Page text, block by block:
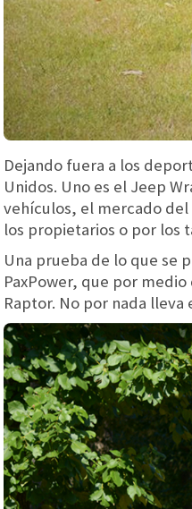
Dejando fuera a los
Unidos. Uno es el Jeep
vehículos, el mercado
los propietarios o por los
Una prueba de lo que se
PaxPower, que por
Raptor. No por nada lleva